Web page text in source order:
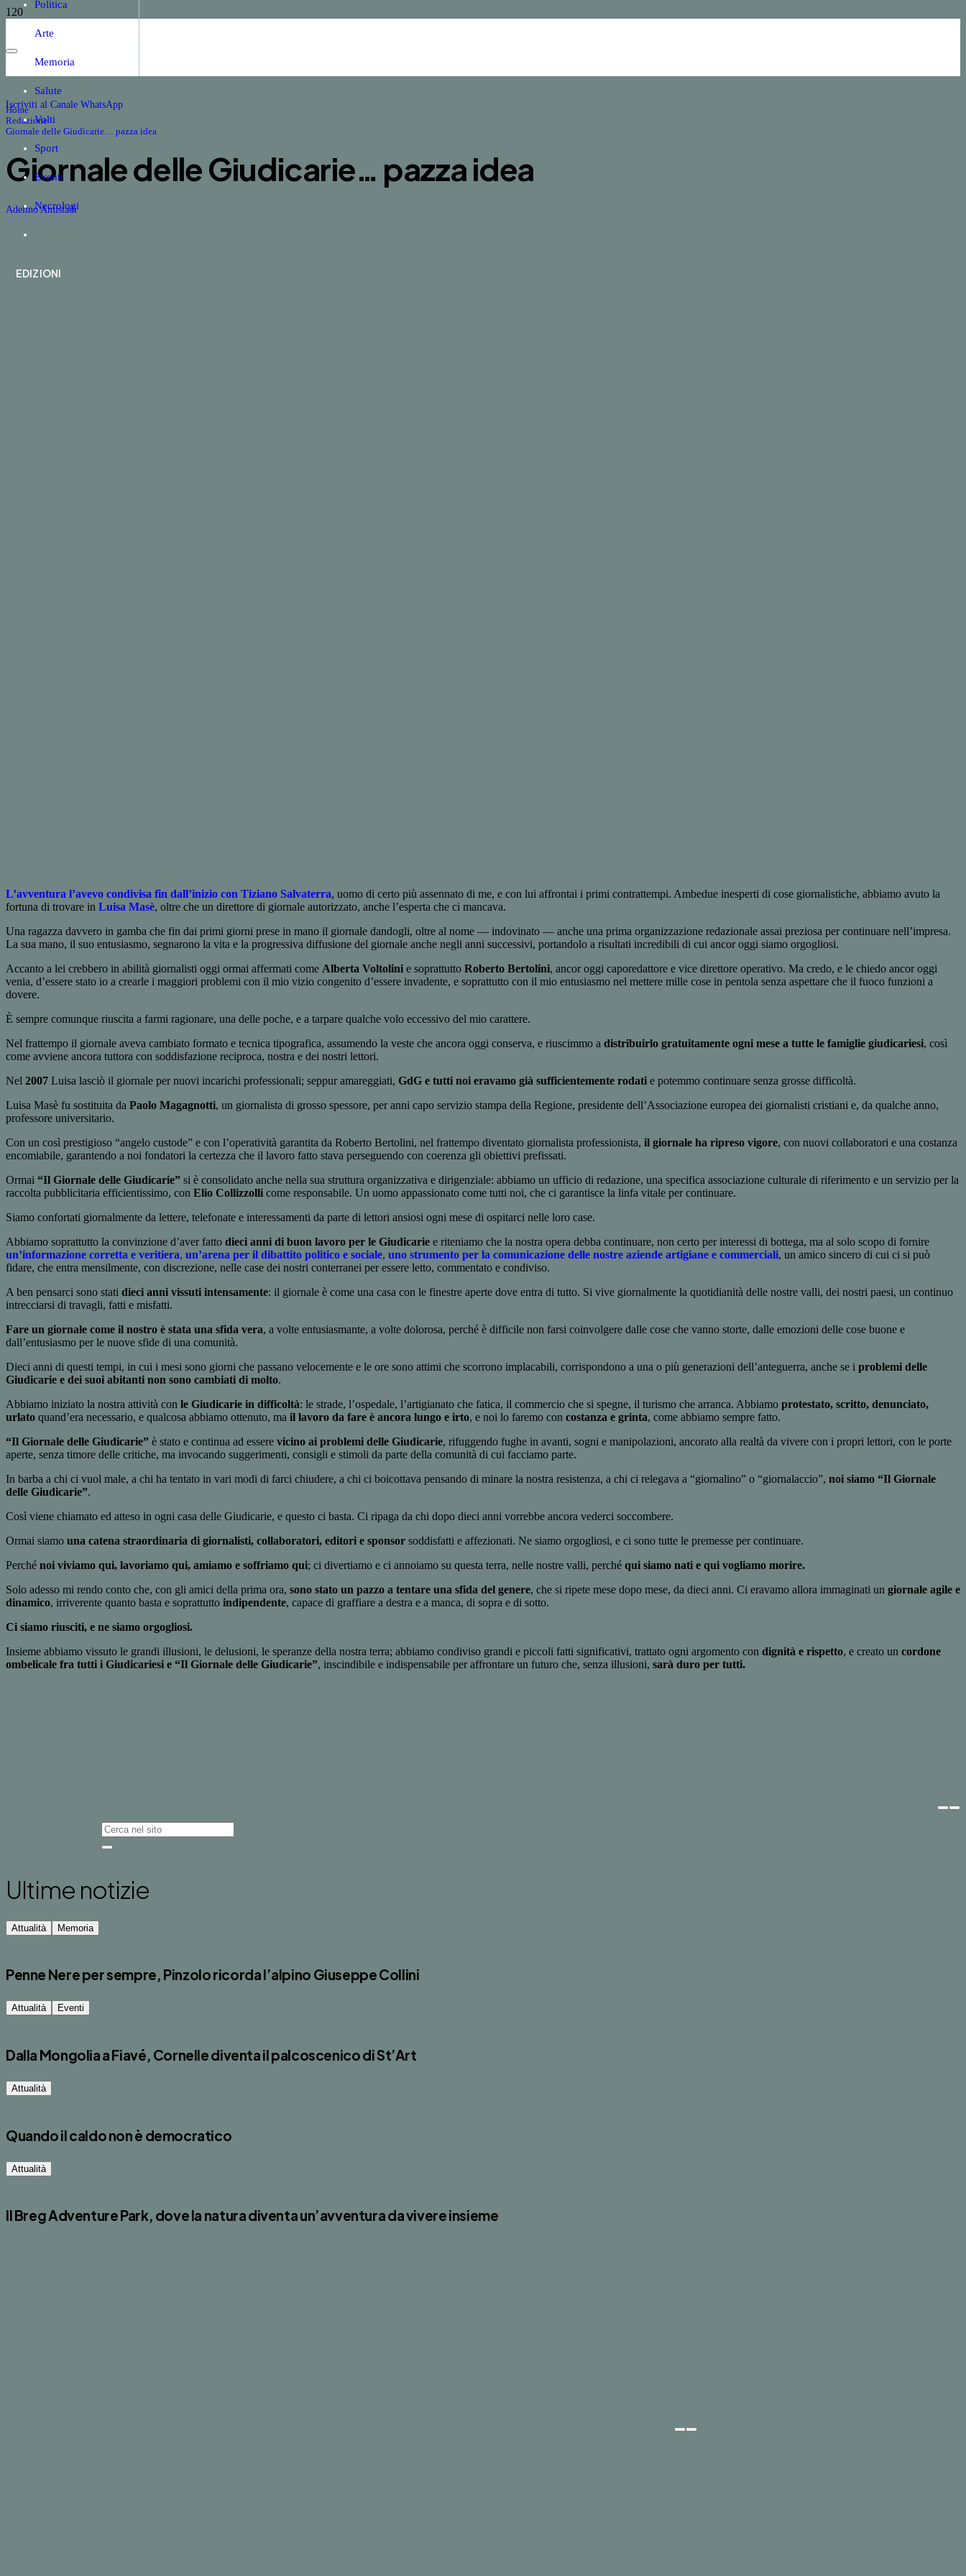
Iscriviti al Canale WhatsApp
Politica
Arte
Memoria
Salute
Volti
Sport
Eventi
Necrologi
EDIZIONI
Home
Redazione
Giornale delle Giudicarie… pazza idea
Giornale delle Giudicarie… pazza idea
Adelino Amistadi
14 Ottobre 2025
L’avventura l’avevo condivisa fin dall’inizio con Tiziano Salvaterra, uomo di certo più assennato di me, e con lui affrontai i primi contrattempi. Ambedue inesperti di cose giornalistiche, abbiamo avuto la
fortuna di trovare in Luisa Masè, oltre che un direttore di giornale autorizzato, anche l’esperta che ci mancava.
Una ragazza davvero in gamba che fin dai primi giorni prese in mano il giornale dandogli, oltre al nome — indovinato — anche una prima organizzazione redazionale assai preziosa per continuare nell’impresa.
La sua mano, il suo entusiasmo, segnarono la vita e la progressiva diffusione del giornale anche negli anni successivi, portandolo a risultati incredibili di cui ancor oggi siamo orgogliosi.
Accanto a lei crebbero in abilità giornalisti oggi ormai affermati come Alberta Voltolini e soprattutto Roberto Bertolini, ancor oggi caporedattore e vice direttore operativo. Ma credo, e le chiedo ancor oggi
venia, d’essere stato io a crearle i maggiori problemi con il mio vizio congenito d’essere invadente, e soprattutto con il mio entusiasmo nel mettere mille cose in pentola senza aspettare che il fuoco funzioni a
dovere.
È sempre comunque riuscita a farmi ragionare, una delle poche, e a tarpare qualche volo eccessivo del mio carattere.
Nel frattempo il giornale aveva cambiato formato e tecnica tipografica, assumendo la veste che ancora oggi conserva, e riuscimmo a distribuirlo gratuitamente ogni mese a tutte le famiglie giudicariesi, così
come avviene ancora tuttora con soddisfazione reciproca, nostra e dei nostri lettori.
Nel 2007 Luisa lasciò il giornale per nuovi incarichi professionali; seppur amareggiati, GdG e tutti noi eravamo già sufficientemente rodati e potemmo continuare senza grosse difficoltà.
Luisa Masè fu sostituita da Paolo Magagnotti, un giornalista di grosso spessore, per anni capo servizio stampa della Regione, presidente dell’Associazione europea dei giornalisti cristiani e, da qualche anno,
professore universitario.
Con un così prestigioso “angelo custode” e con l’operatività garantita da Roberto Bertolini, nel frattempo diventato giornalista professionista, il giornale ha ripreso vigore, con nuovi collaboratori e una costanza
encomiabile, garantendo a noi fondatori la certezza che il lavoro fatto stava perseguendo con coerenza gli obiettivi prefissati.
Ormai “Il Giornale delle Giudicarie” si è consolidato anche nella sua struttura organizzativa e dirigenziale: abbiamo un ufficio di redazione, una specifica associazione culturale di riferimento e un servizio per la
raccolta pubblicitaria efficientissimo, con Elio Collizzolli come responsabile. Un uomo appassionato come tutti noi, che ci garantisce la linfa vitale per continuare.
Siamo confortati giornalmente da lettere, telefonate e interessamenti da parte di lettori ansiosi ogni mese di ospitarci nelle loro case.
Abbiamo soprattutto la convinzione d’aver fatto dieci anni di buon lavoro per le Giudicarie e riteniamo che la nostra opera debba continuare, non certo per interessi di bottega, ma al solo scopo di fornire
un’informazione corretta e veritiera, un’arena per il dibattito politico e sociale, uno strumento per la comunicazione delle nostre aziende artigiane e commerciali, un amico sincero di cui ci si può
fidare, che entra mensilmente, con discrezione, nelle case dei nostri conterranei per essere letto, commentato e condiviso.
A ben pensarci sono stati dieci anni vissuti intensamente: il giornale è come una casa con le finestre aperte dove entra di tutto. Si vive giornalmente la quotidianità delle nostre valli, dei nostri paesi, un continuo
intrecciarsi di travagli, fatti e misfatti.
Fare un giornale come il nostro è stata una sfida vera, a volte entusiasmante, a volte dolorosa, perché è difficile non farsi coinvolgere dalle cose che vanno storte, dalle emozioni delle cose buone e
dall’entusiasmo per le nuove sfide di una comunità.
Dieci anni di questi tempi, in cui i mesi sono giorni che passano velocemente e le ore sono attimi che scorrono implacabili, corrispondono a una o più generazioni dell’anteguerra, anche se i problemi delle
Giudicarie e dei suoi abitanti non sono cambiati di molto.
Abbiamo iniziato la nostra attività con le Giudicarie in difficoltà: le strade, l’ospedale, l’artigianato che fatica, il commercio che si spegne, il turismo che arranca. Abbiamo protestato, scritto, denunciato,
urlato quand’era necessario, e qualcosa abbiamo ottenuto, ma il lavoro da fare è ancora lungo e irto, e noi lo faremo con costanza e grinta, come abbiamo sempre fatto.
“Il Giornale delle Giudicarie” è stato e continua ad essere vicino ai problemi delle Giudicarie, rifuggendo fughe in avanti, sogni e manipolazioni, ancorato alla realtà da vivere con i propri lettori, con le porte
aperte, senza timore delle critiche, ma invocando suggerimenti, consigli e stimoli da parte della comunità di cui facciamo parte.
In barba a chi ci vuol male, a chi ha tentato in vari modi di farci chiudere, a chi ci boicottava pensando di minare la nostra resistenza, a chi ci relegava a “giornalino” o “giornalaccio”, noi siamo “Il Giornale
delle Giudicarie”.
Così viene chiamato ed atteso in ogni casa delle Giudicarie, e questo ci basta. Ci ripaga da chi dopo dieci anni vorrebbe ancora vederci soccombere.
Ormai siamo una catena straordinaria di giornalisti, collaboratori, editori e sponsor soddisfatti e affezionati. Ne siamo orgogliosi, e ci sono tutte le premesse per continuare.
Perché noi viviamo qui, lavoriamo qui, amiamo e soffriamo qui; ci divertiamo e ci annoiamo su questa terra, nelle nostre valli, perché qui siamo nati e qui vogliamo morire.
Solo adesso mi rendo conto che, con gli amici della prima ora, sono stato un pazzo a tentare una sfida del genere, che si ripete mese dopo mese, da dieci anni. Ci eravamo allora immaginati un giornale agile e
dinamico, irriverente quanto basta e soprattutto indipendente, capace di graffiare a destra e a manca, di sopra e di sotto.
Ci siamo riusciti, e ne siamo orgogliosi.
Insieme abbiamo vissuto le grandi illusioni, le delusioni, le speranze della nostra terra; abbiamo condiviso grandi e piccoli fatti significativi, trattato ogni argomento con dignità e rispetto, e creato un cordone
ombelicale fra tutti i Giudicariesi e “Il Giornale delle Giudicarie”, inscindibile e indispensabile per affrontare un futuro che, senza illusioni, sarà duro per tutti.
Ultime notizie
Attualità Memoria
Penne Nere per sempre, Pinzolo ricorda l’alpino Giuseppe Collini
Attualità Eventi
Dalla Mongolia a Fiavé, Cornelle diventa il palcoscenico di St’Art
Attualità
Quando il caldo non è democratico
Attualità
Il Breg Adventure Park, dove la natura diventa un’avventura da vivere insieme